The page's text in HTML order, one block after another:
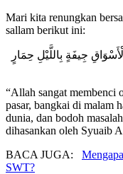
Mari kita renungkan
sallam berikut ini:
جِيفَةٍ بِاللَّيْلِ حِمَارٍ
“Allah sangat membenci
pasar, bangkai di malam
dunia, dan bodoh
dihasankan oleh Syuaib
BACA JUGA:
SWT?